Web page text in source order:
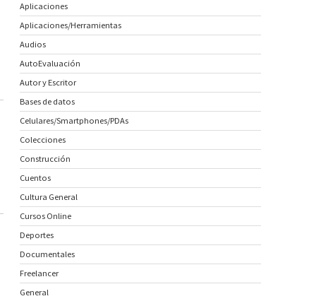
Aplicaciones
Aplicaciones/Herramientas
Audios
AutoEvaluación
Autor y Escritor
Bases de datos
Celulares/Smartphones/PDAs
Colecciones
Construcción
Cuentos
Cultura General
Cursos Online
Deportes
Documentales
Freelancer
General